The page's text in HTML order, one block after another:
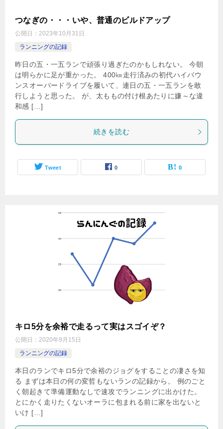
つなぎの・・・いや、普通のビルドアップ
公開日： 2023年10月31日
ランニングの記録
昨日の五・一五ランで頑張り過ぎたのかもしれない。 今朝
は明らかに足が重かった。 400㎞走行済みの初代ハイバウ
ンスオーバードライブを履いて、連日の五・一五ランを敢
行しようと思った。 が、太ももの付け根あたりに嫌～な違
和感 […]
続きを読む
Tweet 0 0
キロ5分を余裕で走るって実はスゴイぞ？
公開日： 2020年9月15日
ランニングの記録
本日のランでキロ5分で余裕のジョグをすることの凄さを知
る まずは本日の何の変哲もないランの記録から。 例のごと
く朝起きて準備運動なしで速攻でランニングに出かけた。
とにかく走りたくないオーラに包まれる前に家を出ないと
いけ […]